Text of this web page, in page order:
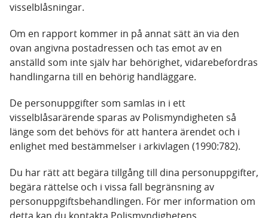
visselblåsningar.
Om en rapport kommer in på annat sätt än via den
ovan angivna postadressen och tas emot av en
anställd som inte själv har behörighet, vidarebefordras
handlingarna till en behörig handläggare.
De personuppgifter som samlas in i ett
visselblåsarärende sparas av Polismyndigheten så
länge som det behövs för att hantera ärendet och i
enlighet med bestämmelser i arkivlagen (1990:782).
Du har rätt att begära tillgång till dina personuppgifter,
begära rättelse och i vissa fall begränsning av
personuppgiftsbehandlingen. För mer information om